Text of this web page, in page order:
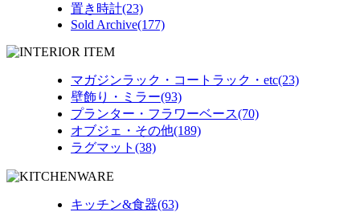
置き時計(23)
Sold Archive(177)
マガジンラック・コートラック・etc(23)
壁飾り・ミラー(93)
プランター・フラワーベース(70)
オブジェ・その他(189)
ラグマット(38)
キッチン&食器(63)